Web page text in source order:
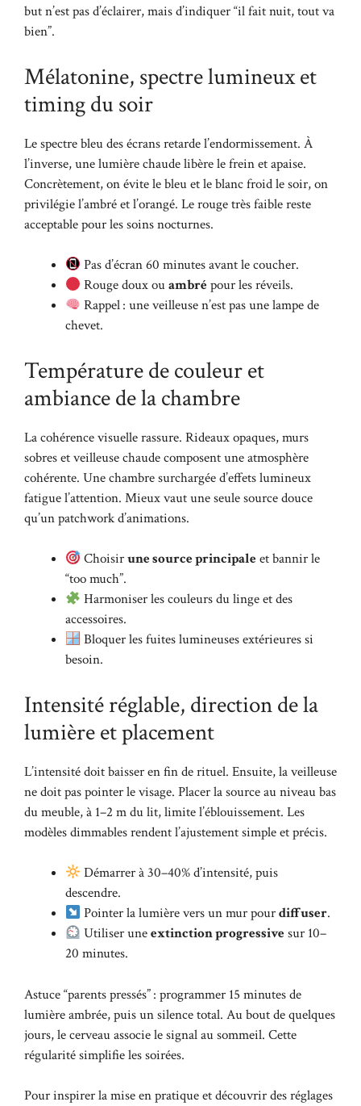
but n’est pas d’éclairer, mais d’indiquer “il fait nuit, tout va
bien”.
Mélatonine, spectre lumineux et
timing du soir
Le spectre bleu des écrans retarde l’endormissement. À
l’inverse, une lumière chaude libère le frein et apaise.
Concrètement, on évite le bleu et le blanc froid le soir, on
privilégie l’ambré et l’orangé. Le rouge très faible reste
acceptable pour les soins nocturnes.
Pas d’écran 60 minutes avant le coucher.
Rouge doux ouambrépour les réveils.
Rappel : une veilleuse n’est pas une lampe de
chevet.
Température de couleur et
ambiance de la chambre
La cohérence visuelle rassure. Rideaux opaques, murs
sobres et veilleuse chaude composent une atmosphère
cohérente. Une chambre surchargée d’effets lumineux
fatigue l’attention. Mieux vaut une seule source douce
qu’un patchwork d’animations.
Choisirune source principaleet bannir le
“too much”.
Harmoniser les couleurs du linge et des
accessoires.
Bloquer les fuites lumineuses extérieures si
besoin.
Intensité réglable, direction de la
lumière et placement
L’intensité doit baisser en fin de rituel. Ensuite, la veilleuse
ne doit pas pointer le visage. Placer la source au niveau bas
du meuble, à 1–2 m du lit, limite l’éblouissement. Les
modèles dimmables rendent l’ajustement simple et précis.
Démarrer à 30–40% d’intensité, puis
descendre.
Pointer la lumière vers un mur pourdiffuser.
Utiliser uneextinction progressivesur 10–
20 minutes.
Astuce “parents pressés” : programmer 15 minutes de
lumière ambrée, puis un silence total. Au bout de quelques
jours, le cerveau associe le signal au sommeil. Cette
régularité simplifie les soirées.
Pour inspirer la mise en pratique et découvrir des réglages